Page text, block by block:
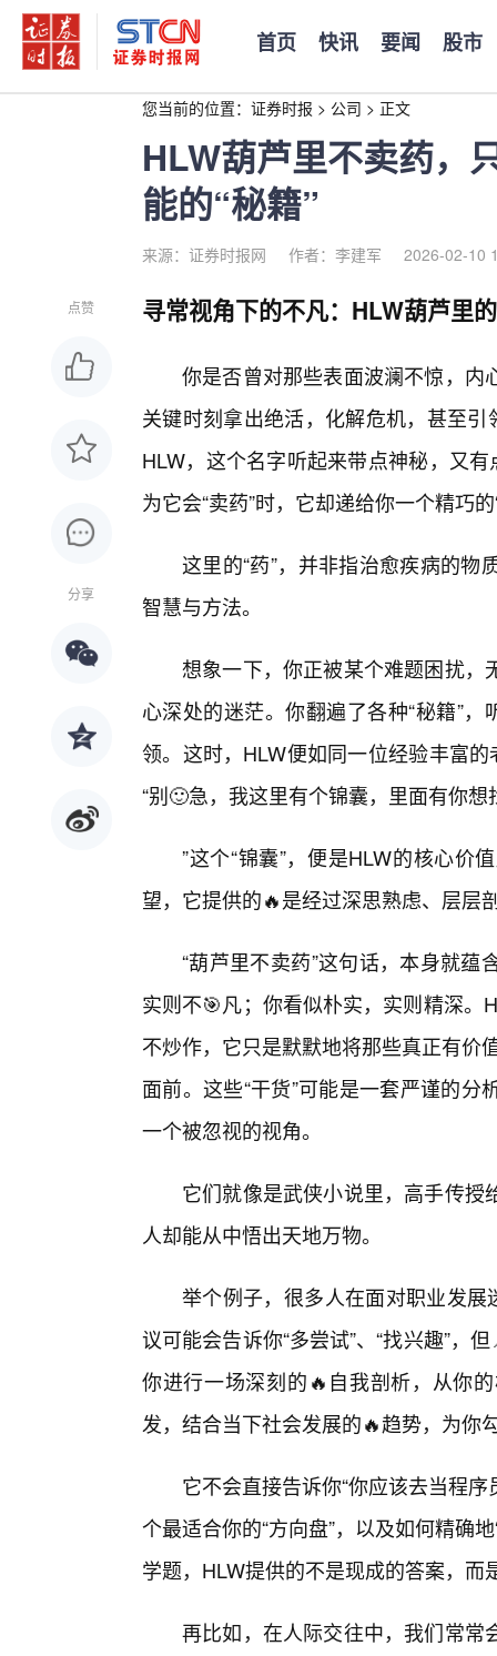
首页 快讯 要闻 股市
您当前的位置： 证券时报 > 公司 > 正文
HLW葫芦里不卖药，
能的“秘籍”
来源：证券时报网 作者：李建军 2026-02-10
点赞
分享
寻常视角下的不凡：HLW葫芦里
你是否曾对那些表面波澜不惊，内
关键时刻拿出绝活，化解危机，甚至
HLW，这个名字听起来带点神秘，又
为它会“卖药”时，它却递给你一个精巧的
这里的“药”，并非指治愈疾病的
智慧与方法。
想象一下，你正被某个难题困扰，
心深处的迷茫。你翻遍了各种“秘籍”
领。这时，HLW便如同一位经验丰富
“别🙂急，我这里有个锦囊，里面有你想
”这个“锦囊”，便是HLW的核心价
望，它提供的🔥是经过深思熟虑、层层
“葫芦里不卖药”这句话，本身就
实则不🎯凡；你看似朴实，实则精深。
不炒作，它只是默默地将那些真正有价
面前。这些“干货”可能是一套严谨的
一个被忽视的视角。
它们就像是武侠小说里，高手传
人却能从中悟出天地万物。
举个例子，很多人在面对职业发展
议可能会告诉你“多尝试”、“找兴趣”，
你进行一场深刻的🔥自我剖析，从你
发，结合当下社会发展的🔥趋势，为你
它不会直接告诉你“你应该去当程
个最适合你的“方向盘”，以及如何精确
学题，HLW提供的不是现成的答案，而
再比如，在人际交往中，我们常常